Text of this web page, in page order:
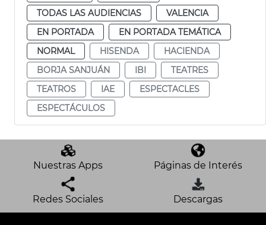
TODAS LAS AUDIENCIAS
VALENCIA
EN PORTADA
EN PORTADA TEMÁTICA
NORMAL
HISENDA
HACIENDA
BORJA SANJUÁN
IBI
TEATRES
TEATROS
IAE
ESPECTACLES
ESPECTÁCULOS
Nuestras Apps Páginas de Interés
Redes Sociales Descargas